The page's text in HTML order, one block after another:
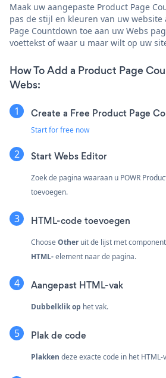
Maak uw aangepaste Product Page
pas de stijl en kleuren van uw website
Page Countdown toe aan uw Webs
voettekst of waar u maar wilt op uw
How To Add a Product Page
Webs:
Create a Free Product Page
Start for free now
Start Webs Editor
Zoek de pagina waaraan u POWR
toevoegen.
HTML-code toevoegen
ChooseOtheruit de lijst met
HTML-element naar de pagina.
Aangepast HTML-vak
Dubbelklik op het vak.
Plak de code
Plakken deze exacte code in het HTML-